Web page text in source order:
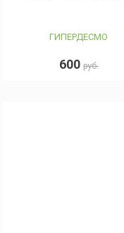
ГИПЕРДЕСМО
600 руб.